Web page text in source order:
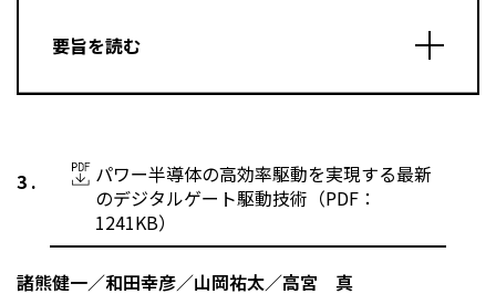
要旨を読む
パワー半導体の高効率駆動を実現する最新
のデジタルゲート駆動技術（PDF：
1241KB）
諸熊健一／和田幸彦／山岡祐太／高宮 真